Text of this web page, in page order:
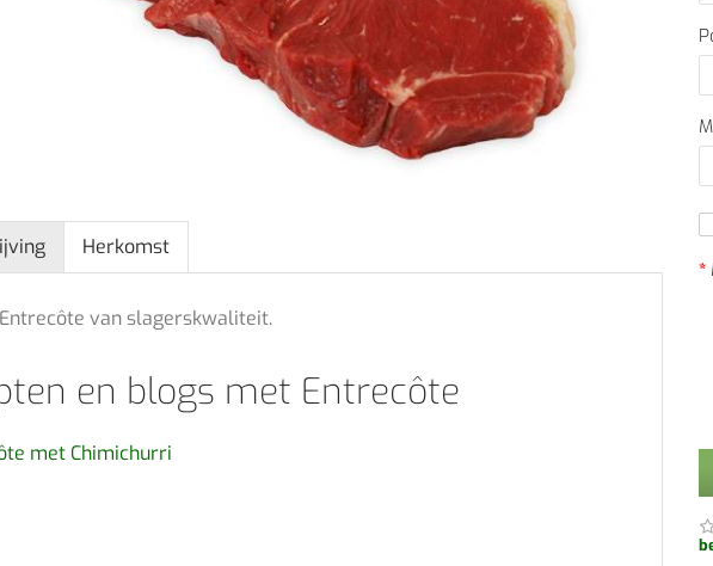
Herkomst
van slagerskwaliteit.
en blogs met Entrecôte
met Chimichurri